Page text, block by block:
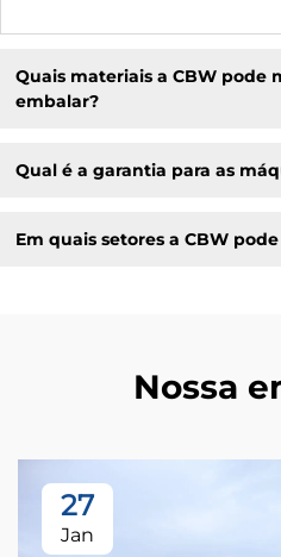
Quais materiais a CBW pode
embalar?
Qual é a garantia para as
Em quais setores a CBW
Nossa
27
Jan